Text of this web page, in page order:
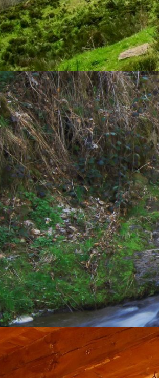
CARCASSONNE
18
34